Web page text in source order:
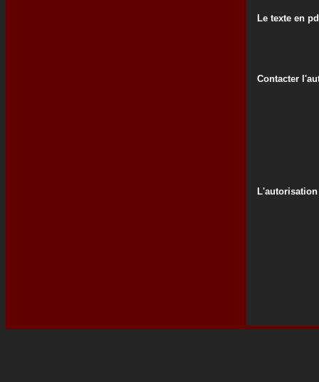
Le texte en
Contacter
L'autorisation